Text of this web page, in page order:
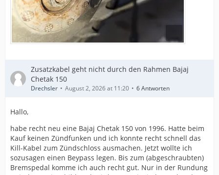
Zusatzkabel geht nicht durch den Rahmen Bajaj
Chetak 150
Drechsler August 2, 2026 at 11:20 6 Antworten
Hallo,
habe recht neu eine Bajaj Chetak 150 von 1996. Hatte beim
Kauf keinen Zündfunken und ich konnte recht schnell das
Kill-Kabel zum Zündschloss ausmachen. Jetzt wollte ich
sozusagen einen Beypass legen. Bis zum (abgeschraubten)
Bremspedal komme ich auch recht gut. Nur in der Rundung